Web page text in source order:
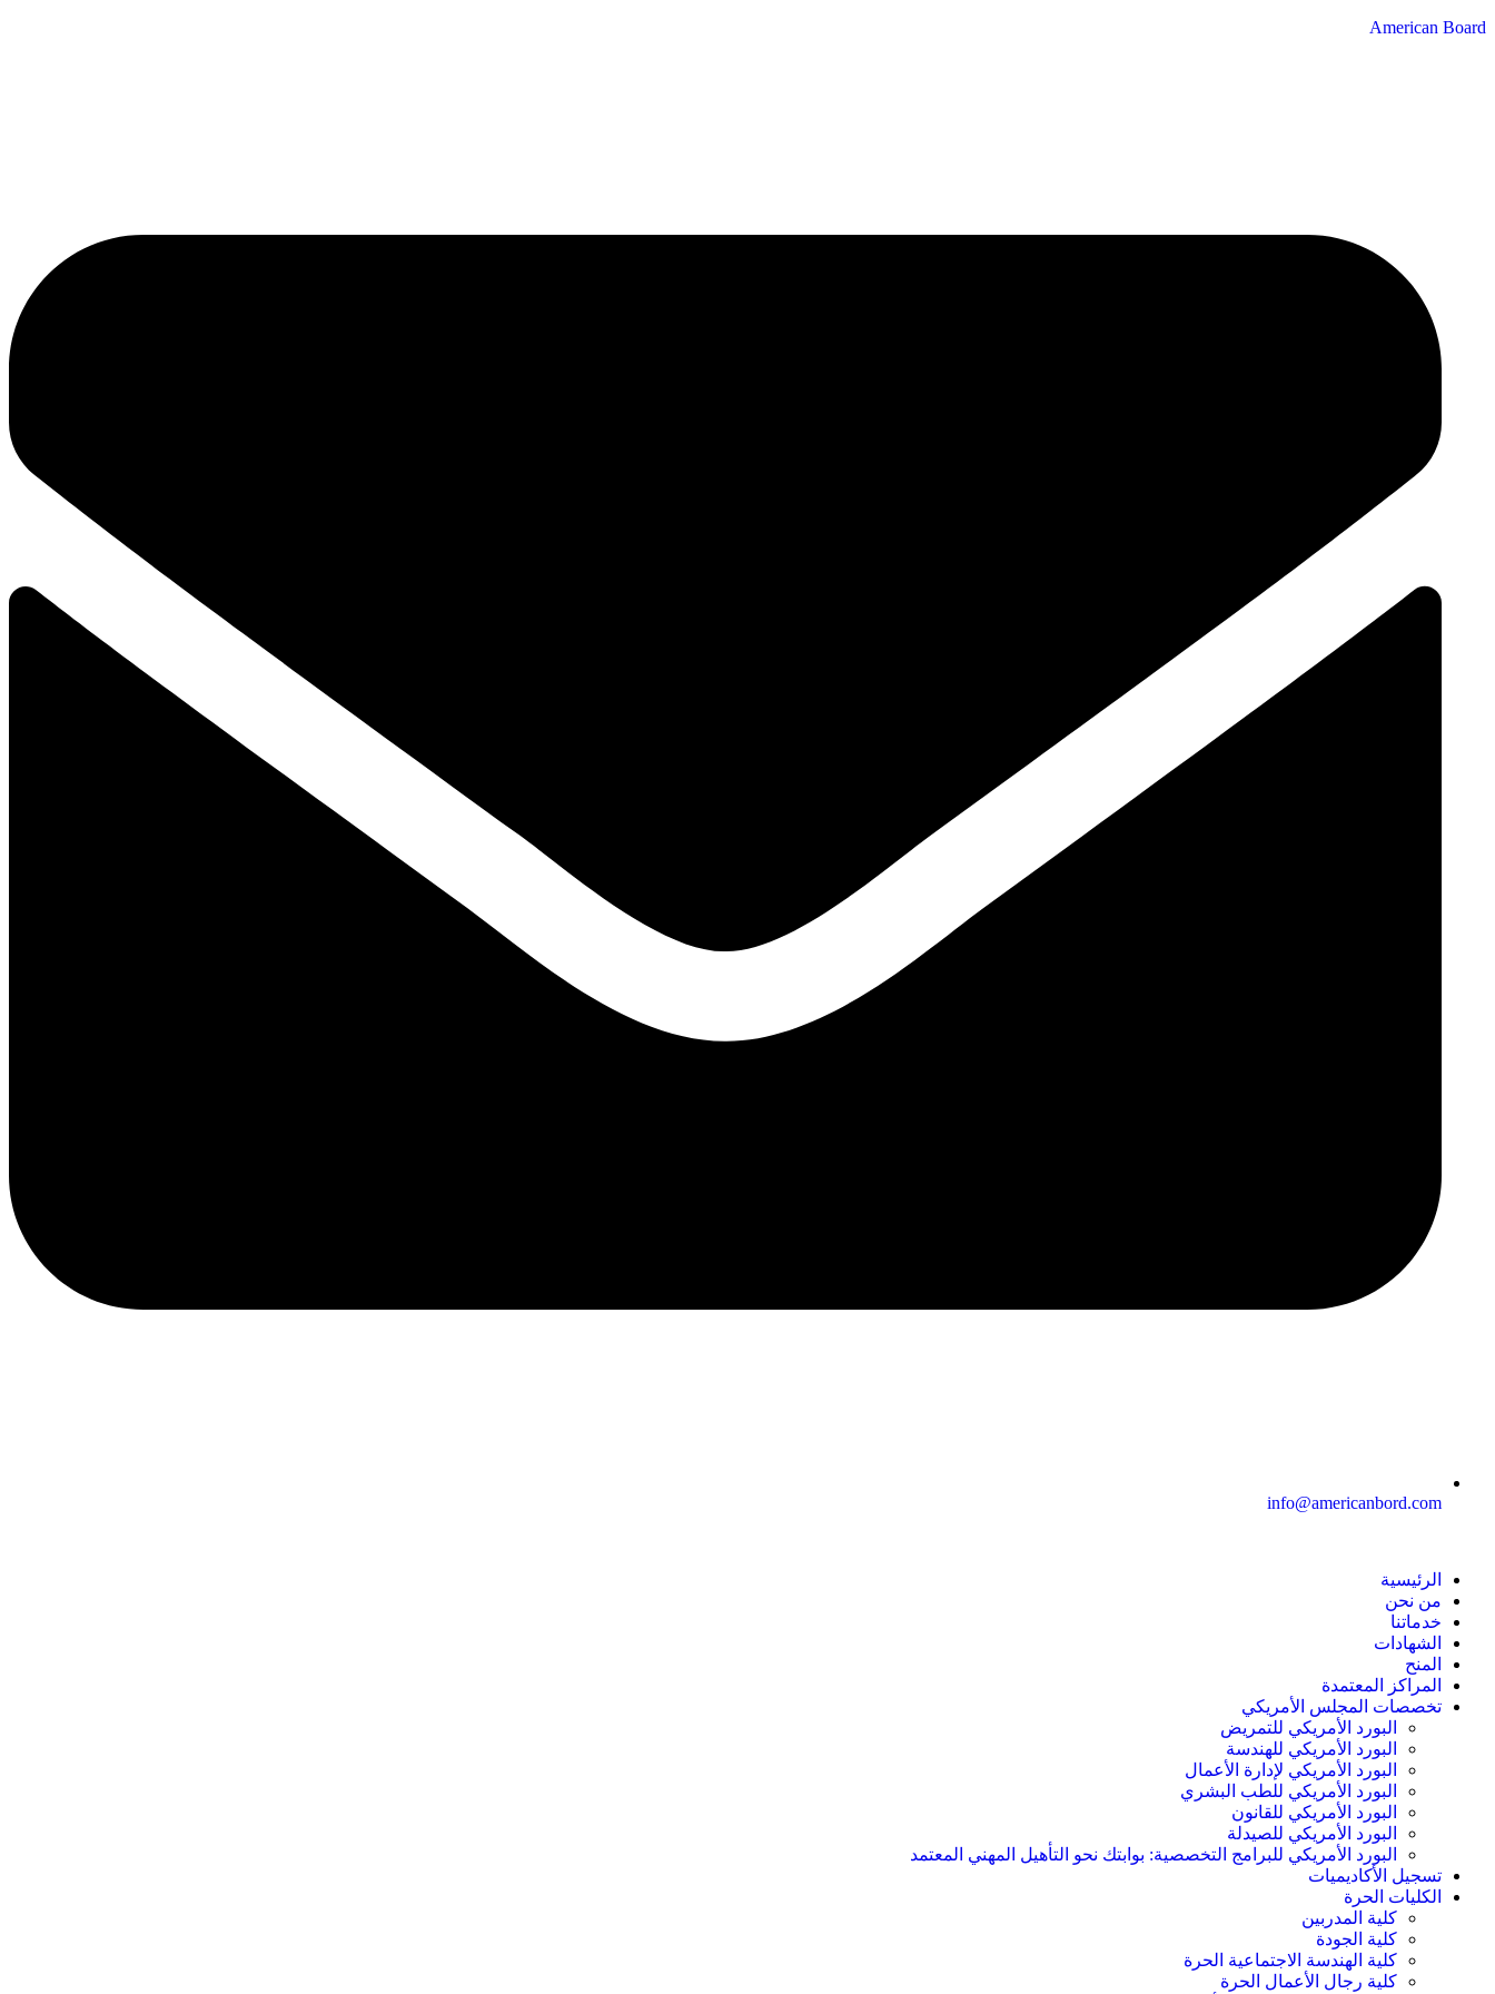
American Board
info@americanbord.com
الرئيسية
من نحن
خدماتنا
الشهادات
المنح
المراكز المعتمدة
تخصصات المجلس الأمريكي
البورد الأمريكي للتمريض
البورد الأمريكي للهندسة
البورد الأمريكي لإدارة الأعمال
البورد الأمريكي للطب البشري
البورد الأمريكي للقانون
البورد الأمريكي للصيدلة
البورد الأمريكي للبرامج التخصصية: بوابتك نحو التأهيل المهني المعتمد
تسجيل الأكاديميات
الكليات الحرة
كلية المدربين
كلية الجودة
كلية الهندسة الاجتماعية الحرة
كلية رجال الأعمال الحرة